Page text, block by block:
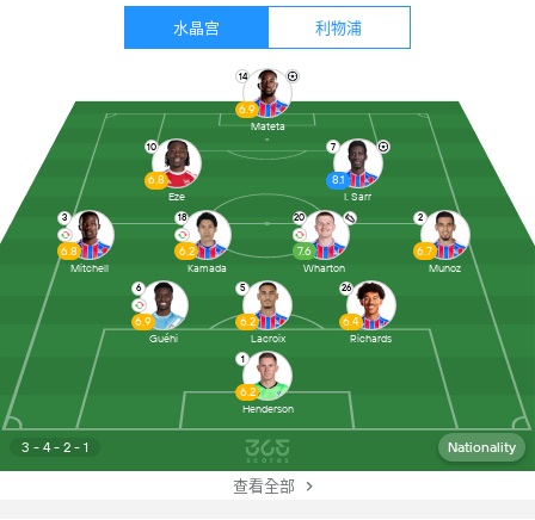
水晶宫 利物浦
3 - 4 - 2 - 1 Nationality
1
6.2
Henderson
6
6.9
Guéhi
5
6.2
Lacroix
26
6.4
Richards
3
6.8
Mitchell
18
6.2
Kamada
20
7.6
Wharton
2
6.7
Munoz
10
6.8
Eze
7
8.1
I. Sarr
14
6.9
Mateta
查看全部